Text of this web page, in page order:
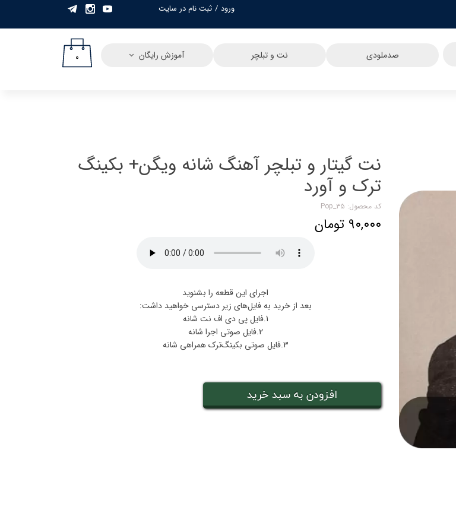
ورود / ثبت نام در سایت
حساب کاربری من
صدملودی نت و تبلچر آموزش رایگان ۰
نت گیتار و تبلچر آهنگ شانه ویگن+ بکینگ
ترک و آورد
کد محصول: Pop_۳۵
۹۰,۰۰۰ تومان
اجرای این قطعه را بشنوید
بعد از خرید به فایل‌های زیر دسترسی خواهید داشت:
1.فایل پی دی اف نت شانه
2.فایل صوتی اجرا شانه
3.فایل صوتی بکینگ‌ترک همراهی شانه
افزودن به سبد خرید